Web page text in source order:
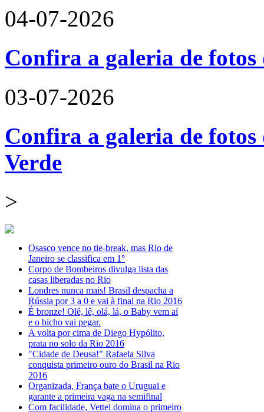
04-07-2026
Confira a galeria de
03-07-2026
Confira a galeria de
Verde
>
Osasco vence no tie-break, mas Rio de
Janeiro se classifica em 1°
Corpo de Bombeiros divulga lista das
casas liberadas no Rio
Londres nunca mais! Brasil despacha a
Rússia por 3 a 0 e vai à final na Rio 2016
É bronze! Olê, lê, olá, lá, o Baby vem aí
e o bicho vai pegar.
A volta por cima de Diego Hypólito,
prata no solo da Rio 2016
"Cidade de Deusa!" Rafaela Silva
conquista primeiro ouro do Brasil na Rio
2016
Organizada, França bate o Uruguai e
garante a primeira vaga na semifinal
Com facilidade, Vettel domina o primeiro